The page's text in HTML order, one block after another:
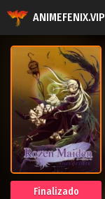
ANIMEFENIX.VIP
Finalizado